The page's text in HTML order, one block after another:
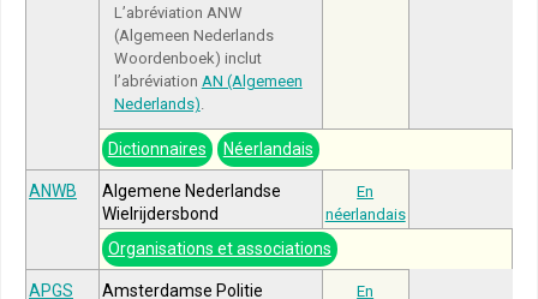
L’abréviation ANW
(Algemeen Nederlands
Woordenboek) inclut
l’abréviation AN (Algemeen
Nederlands)
Dictionnaires Néerlandais
ANWB
Algemene Nederlandse
Wielrijdersbond
En
néerlandais
Organisations et associations
APGS
Amsterdamse Politie
En